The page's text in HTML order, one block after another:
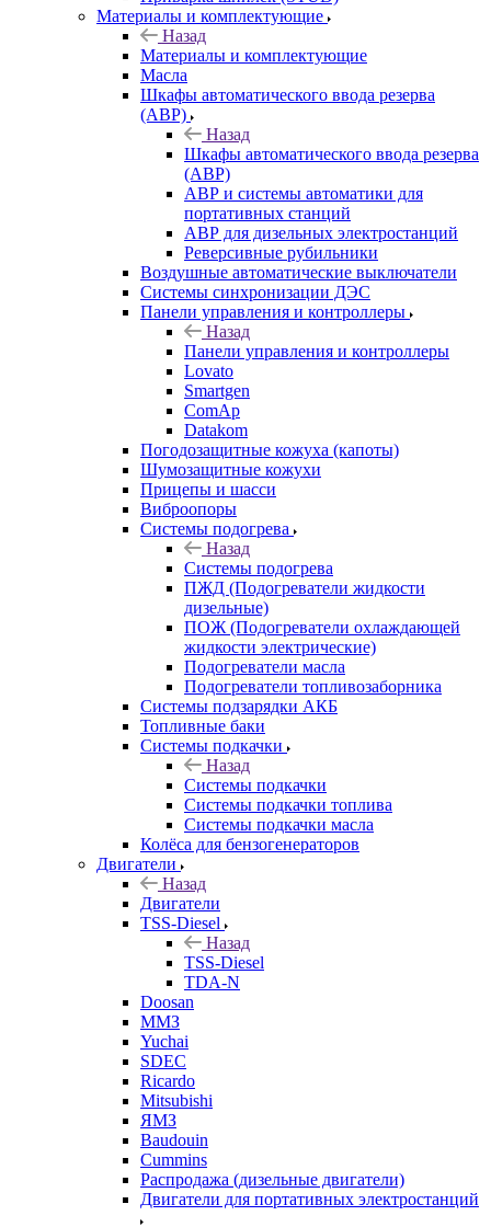
Материалы и комплектующие
Назад
Материалы и комплектующие
Масла
Шкафы автоматического ввода резерва
(АВР)
Назад
Шкафы автоматического ввода резерва
(АВР)
АВР и системы автоматики для
портативных станций
АВР для дизельных электростанций
Реверсивные рубильники
Воздушные автоматические выключатели
Системы синхронизации ДЭС
Панели управления и контроллеры
Назад
Панели управления и контроллеры
Lovato
Smartgen
ComAp
Datakom
Погодозащитные кожуха (капоты)
Шумозащитные кожухи
Прицепы и шасси
Виброопоры
Системы подогрева
Назад
Системы подогрева
ПЖД (Подогреватели жидкости
дизельные)
ПОЖ (Подогреватели охлаждающей
жидкости электрические)
Подогреватели масла
Подогреватели топливозаборника
Системы подзарядки АКБ
Топливные баки
Системы подкачки
Назад
Системы подкачки
Системы подкачки топлива
Системы подкачки масла
Колёса для бензогенераторов
Двигатели
Назад
Двигатели
TSS-Diesel
Назад
TSS-Diesel
TDA-N
Doosan
ММЗ
Yuchai
SDEC
Ricardo
Mitsubishi
ЯМЗ
Baudouin
Cummins
Распродажа (дизельные двигатели)
Двигатели для портативных электростанций